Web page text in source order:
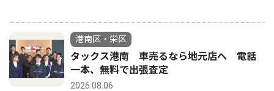
港南区・栄区
タックス港南 車売るなら地元店へ 電話
一本、無料で出張査定
2026.08.06